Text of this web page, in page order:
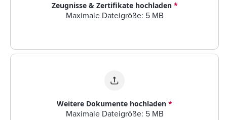
Zeugnisse & Zertifikate hochladen *
Maximale Dateigröße: 5 MB
Weitere Dokumente hochladen *
Maximale Dateigröße: 5 MB